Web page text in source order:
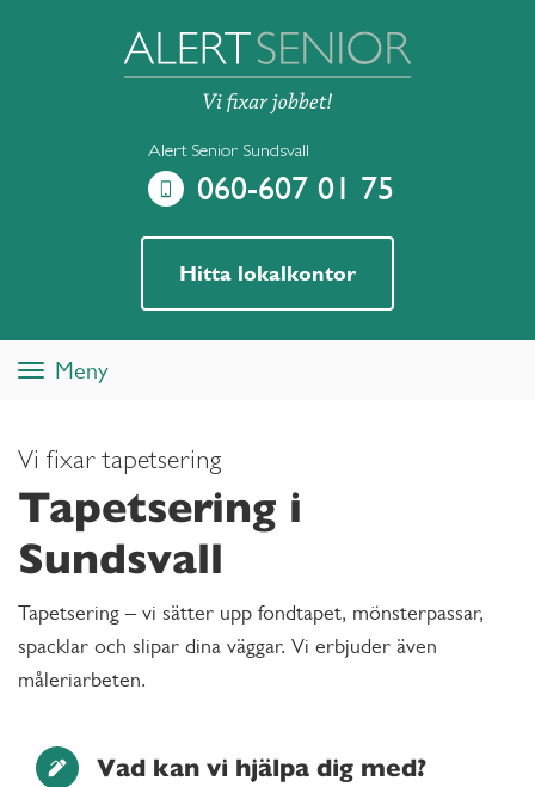
Alert Senior Sundsvall
060-607 01 75
Hitta lokalkontor
ToggleMeny
Vi fixar tapetsering
Tapetsering i
Sundsvall
Tapetsering – vi sätter upp fondtapet, mönsterpassar,
spacklar och slipar dina väggar. Vi erbjuder även
måleriarbeten.
Vad kan vi hjälpa dig med?